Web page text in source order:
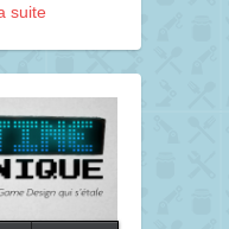
suite